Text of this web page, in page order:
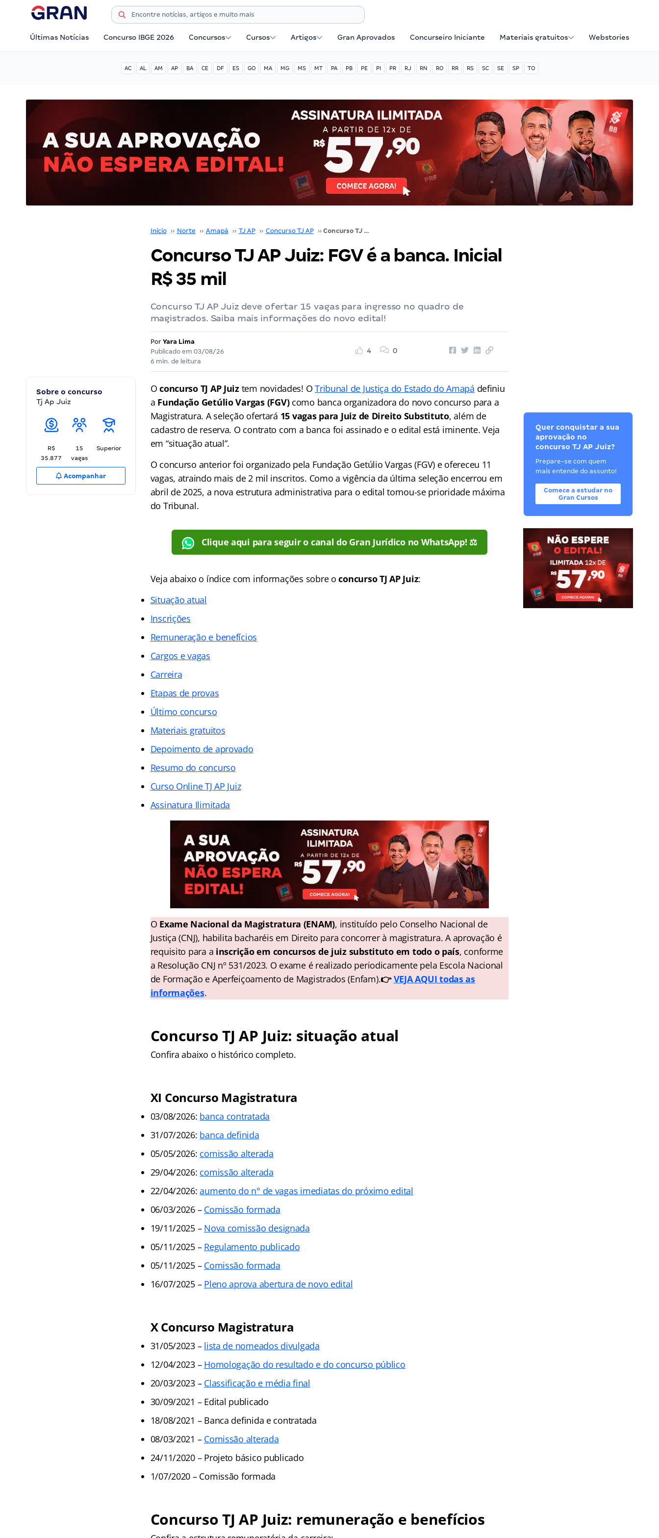
Últimas Notícias Concurso IBGE 2026 Concursos Cursos Artigos Gran Aprovados Concurseiro Iniciante Materiais gratuitos Webstories
AC AL AM AP BA CE DF ES GO MA MG MS MT PA PB PE PI PR RJ RN RO RR RS SC SE SP TO
Início ›› Norte ›› Amapá ›› TJ AP ›› Concurso TJ AP ›› Concurso TJ AP Juiz: FGV é a banca. Inicial R$ 35 mil
Concurso TJ AP Juiz: FGV é a banca. Inicial
R$ 35 mil
Concurso TJ AP Juiz deve ofertar 15 vagas para ingresso no quadro de
magistrados. Saiba mais informações do novo edital!
Por Yara Lima
Publicado em 03/08/26
6 min. de leitura
4 0
Sobre o concurso
Tj Ap Juiz
R$
35.877
15
vagas
Superior
Acompanhar
Oconcurso TJ AP Juiztem novidades! OTribunal de Justiça do Estado do Amapá definiu
a Fundação Getúlio Vargas (FGV)como banca organizadora do novo concurso para a
Magistratura. A seleção ofertará 15 vagas para Juiz de Direito Substituto, além de
cadastro de reserva. O contrato com a banca foi assinado e o edital está iminente. Veja
em “situação atual”.
O concurso anterior foi organizado pela Fundação Getúlio Vargas (FGV) e ofereceu 11
vagas, atraindo mais de 2 mil inscritos. Como a vigência da última seleção encerrou em
abril de 2025, a nova estrutura administrativa para o edital tornou-se prioridade máxima
do Tribunal.
Clique aqui para seguir o canal do Gran Jurídico no WhatsApp! ⚖️
Veja abaixo o índice com informações sobre oconcurso TJ AP Juiz:
Situação atual
Inscrições
Remuneração e benefícios
Cargos e vagas
Carreira
Etapas de provas
Último concurso
Materiais gratuitos
Depoimento de aprovado
Resumo do concurso
Curso Online TJ AP Juiz
Assinatura Ilimitada
O Exame Nacional da Magistratura (ENAM), instituído pelo Conselho Nacional de
Justiça (CNJ), habilita bacharéis em Direito para concorrer à magistratura. A aprovação é
requisito para a inscrição em concursos de juiz substituto em todo o país, conforme
a Resolução CNJ nº 531/2023. O exame é realizado periodicamente pela Escola Nacional
de Formação e Aperfeiçoamento de Magistrados (Enfam).👉VEJA AQUI todas as
informações.
Concurso TJ AP Juiz: situação atual
Confira abaixo o histórico completo.
XI Concurso Magistratura
03/08/2026: banca contratada
31/07/2026: banca definida
05/05/2026: comissão alterada
29/04/2026: comissão alterada
22/04/2026:aumento do n° de vagas imediatas do próximo edital
06/03/2026 – Comissão formada
19/11/2025 – Nova comissão designada
05/11/2025 – Regulamento publicado
05/11/2025 – Comissão formada
16/07/2025 – Pleno aprova abertura de novo edital
X Concurso Magistratura
31/05/2023 – lista de nomeados divulgada
12/04/2023 – Homologação do resultado e do concurso público
20/03/2023 – Classificação e média final
30/09/2021 – Edital publicado
18/08/2021 – Banca definida e contratada
08/03/2021 – Comissão alterada
24/11/2020 – Projeto básico publicado
1/07/2020 – Comissão formada
Concurso TJ AP Juiz: remuneração e benefícios
Quer conquistar a sua
aprovação no
concurso TJ AP Juiz?
Prepare-se com quem
mais entende do assunto!
Comece a estudar no
Gran Cursos